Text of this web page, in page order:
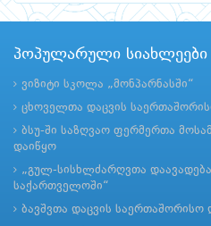
პოპულარული სიახლეები
ვიზიტი სკოლა „მონპარნასში“
ცხოველთა დაცვის
ბსუ-ში საზღვაო ფერმერთა
დაიწყო
„გულ-სისხლძარღვთა
საქართველოში“
ბავშვთა დაცვის საერთაშორისო